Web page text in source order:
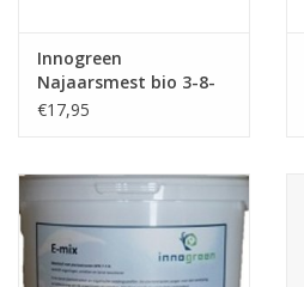
Nestkasten
Boom bewatering
Nieuws
Treeportleden:
Innogreen
Najaarsmest bio 3-8-
18 + 2Mg
€17,95